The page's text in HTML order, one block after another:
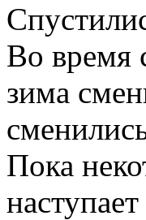
Во время
зима
Пока